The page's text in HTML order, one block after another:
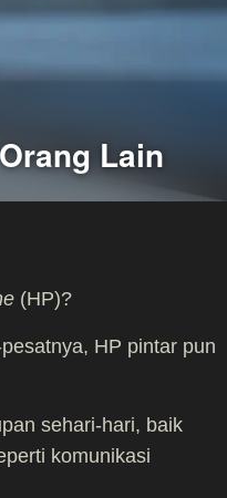
Lain
(HP)?
HP pintar pun
sehari-hari, baik
komunikasi